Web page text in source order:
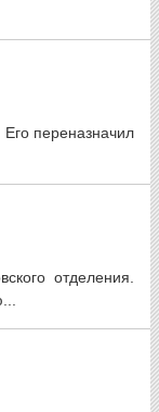
переназначил
отделения.